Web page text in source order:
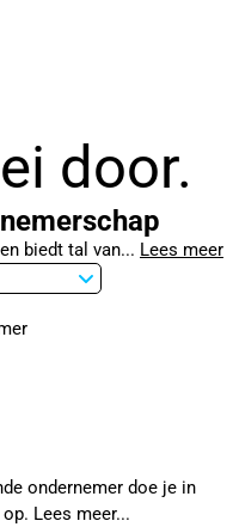
door.
biedt tal van... Lees meer
ondernemer doe je in
Lees meer...